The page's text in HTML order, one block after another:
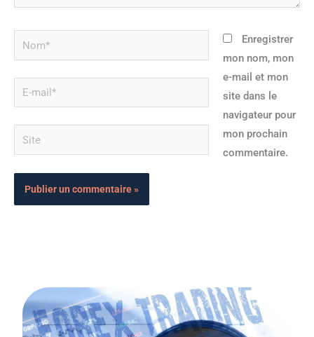
Nom*
mail*
Site
Enregistrer
mon nom, mon
e-mail et mon
site dans le
navigateur pour
mon prochain
commentaire.